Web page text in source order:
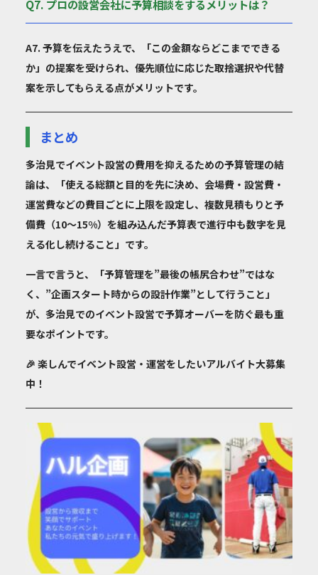
Q7. プロの設営会社に予算相談をするメリットは？
A7. 予算を伝えたうえで、「この金額ならどこまでできる
か」の提案を受けられ、優先順位に応じた取捨選択や代替
案を示してもらえる点がメリットです。
まとめ
多治見でイベント設営の費用を抑えるための予算管理の結
論は、「使える総額と目的を先に決め、会場費・設営費・
運営費などの費目ごとに上限を設定し、複数見積もりと予
備費（10〜15%）を組み込んだ予算表で進行中も数字を見
える化し続けること」です。
一言で言うと、「予算管理を”最後の帳尻合わせ”ではな
く、”企画スタート時からの設計作業”として行うこと」
が、多治見でのイベント設営で予算オーバーを防ぐ最も重
要なポイントです。
🎉 楽しんでイベント設営・運営をしたいアルバイト大募集
中！